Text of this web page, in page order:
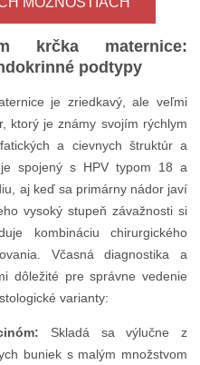
krčka maternice:
podtypy
je zriedkavý, ale veľmi
ktorý je známy svojím rýchlym
a cievnych štruktúr a
spojený s HPV typom 18 a
aj keď sa primárny nádor javí
vysoký stupeň závažnosti si
kombináciu chirurgického
Včasná diagnostika a
dôležité pre správne vedenie
varianty:
Skladá sa výlučne z
buniek s malým množstvom